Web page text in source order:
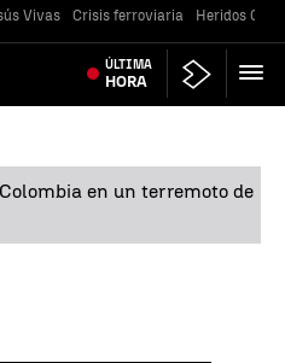
Vivas Crisis ferroviaria Heridos
ÚLTIMA
HORA
en un terremoto de